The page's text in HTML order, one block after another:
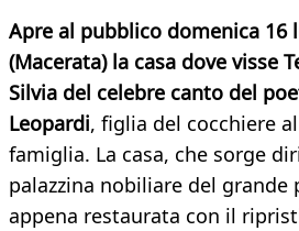
Apre al pubblico domenica 16
(Macerata) la casa dove visse
Silvia del celebre canto del
Leopardi, figlia del cocchiere
famiglia. La casa, che sorge
palazzina nobiliare del grande
appena restaurata con il